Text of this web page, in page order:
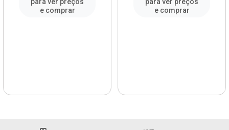
e comprar
e comprar